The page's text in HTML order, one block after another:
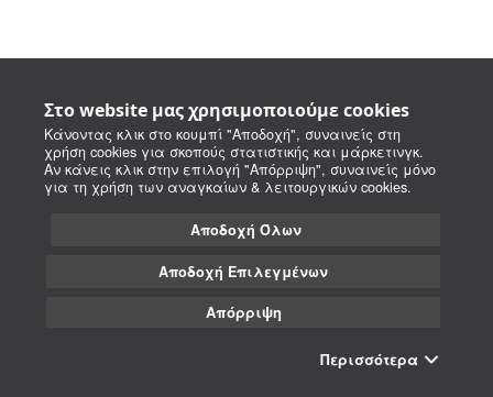
Στο website μας χρησιμοποιούμε cookies
Κάνοντας κλικ στο κουμπί "Αποδοχή", συναινείς στη
χρήση cookies για σκοπούς στατιστικής και μάρκετινγκ.
Αν κάνεις κλικ στην επιλογή "Απόρριψη", συναινείς μόνο
για τη χρήση των αναγκαίων & λειτουργικών cookies.
Αποδοχή Όλων
Αποδοχή Επιλεγμένων
Απόρριψη
Περισσότερα